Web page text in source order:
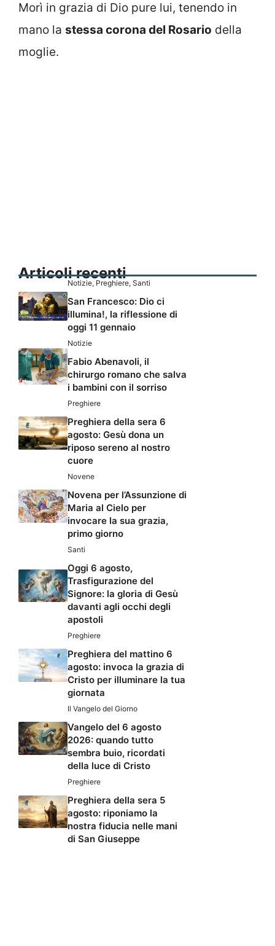
Morì in grazia di Dio pure lui, tenendo in
mano la stessa corona del Rosario della
moglie.
Articoli recenti
Notizie, Preghiere, Santi
San Francesco: Dio ci
illumina!, la riflessione di
oggi 11 gennaio
Notizie
Fabio Abenavoli, il
chirurgo romano che salva
i bambini con il sorriso
Preghiere
Preghiera della sera 6
agosto: Gesù dona un
riposo sereno al nostro
cuore
Novene
Novena per l’Assunzione di
Maria al Cielo per
invocare la sua grazia,
primo giorno
Santi
Oggi 6 agosto,
Trasfigurazione del
Signore: la gloria di Gesù
davanti agli occhi degli
apostoli
Preghiere
Preghiera del mattino 6
agosto: invoca la grazia di
Cristo per illuminare la tua
giornata
Il Vangelo del Giorno
Vangelo del 6 agosto
2026: quando tutto
sembra buio, ricordati
della luce di Cristo
Preghiere
Preghiera della sera 5
agosto: riponiamo la
nostra fiducia nelle mani
di San Giuseppe